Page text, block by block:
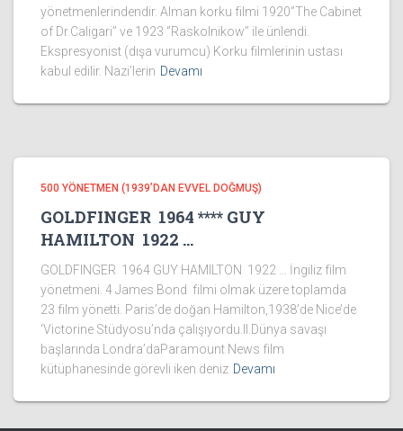
yönetmenlerindendir. Alman korku filmi 1920‘’The Cabinet
of Dr.Caligari’’ ve 1923 ‘’Raskolnikow’’ ile ünlendi.
Ekspresyonist (dışa vurumcu) Korku filmlerinin ustası
kabul edilir. Nazi’lerin Devamı
500 YÖNETMEN (1939’DAN EVVEL DOĞMUŞ)
GOLDFINGER 1964 **** GUY
HAMILTON 1922 …
GOLDFINGER 1964 GUY HAMILTON 1922 … İngiliz film
yönetmeni. 4 James Bond filmi olmak üzere toplamda
23 film yönetti. Paris’de doğan Hamilton,1938’de Nice’de
‘Victorine Stüdyosu’nda çalışıyordu.II.Dünya savaşı
başlarında Londra’daParamount News film
kütüphanesinde görevli iken deniz Devamı